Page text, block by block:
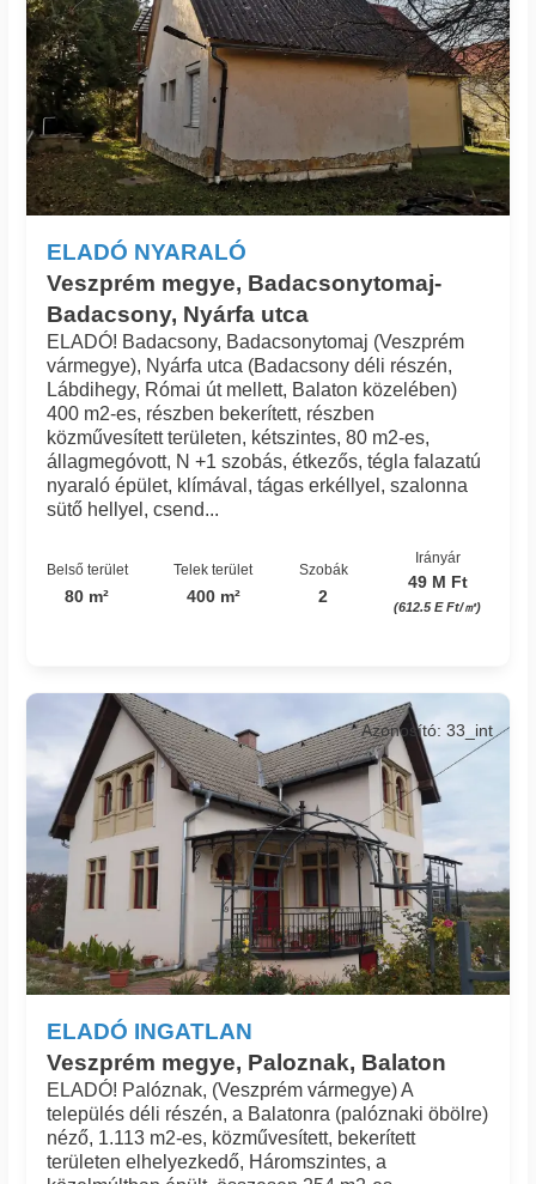
ELADÓ NYARALÓ
Veszprém megye, Badacsonytomaj-
Badacsony, Nyárfa utca
ELADÓ! Badacsony, Badacsonytomaj (Veszprém
vármegye), Nyárfa utca (Badacsony déli részén,
Lábdihegy, Római út mellett, Balaton közelében)
400 m2-es, részben bekerített, részben
közművesített területen, kétszintes, 80 m2-es,
állagmegóvott, N +1 szobás, étkezős, tégla falazatú
nyaraló épület, klímával, tágas erkéllyel, szalonna
sütő hellyel, csend...
Belső terület
80 m²
Telek terület
400 m²
Szobák
2
Irányár
49 M Ft
(612.5 E Ft/㎡)
ELADÓ INGATLAN
Veszprém megye, Paloznak, Balaton
Azonosító: 33_int
ELADÓ! Palóznak, (Veszprém vármegye) A
település déli részén, a Balatonra (palóznaki öbölre)
néző, 1.113 m2-es, közművesített, bekerített
területen elhelyezkedő, Háromszintes, a